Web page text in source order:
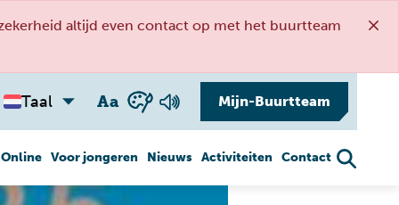
altijd even contact op met het buurtteam
Taal Aa Mijn-Buurtteam
Voor jongeren Nieuws Activiteiten Contact